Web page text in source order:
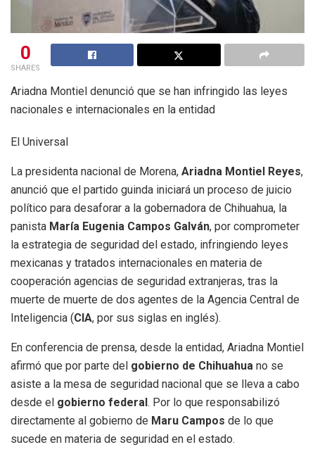
0
SHARES
Ariadna Montiel denunció que se han infringido las leyes
nacionales e internacionales en la entidad
El Universal
La presidenta nacional de Morena, Ariadna Montiel Reyes,
anunció que el partido guinda iniciará un proceso de juicio
político para desaforar a la gobernadora de Chihuahua, la
panista María Eugenia Campos Galván, por comprometer
la estrategia de seguridad del estado, infringiendo leyes
mexicanas y tratados internacionales en materia de
cooperación agencias de seguridad extranjeras, tras la
muerte de muerte de dos agentes de la Agencia Central de
Inteligencia (CIA, por sus siglas en inglés).
En conferencia de prensa, desde la entidad, Ariadna Montiel
afirmó que por parte del gobierno de Chihuahua no se
asiste a la mesa de seguridad nacional que se lleva a cabo
desde el gobierno federal . Por lo que responsabilizó
directamente al gobierno de Maru Campos de lo que
sucede en materia de seguridad en el estado.